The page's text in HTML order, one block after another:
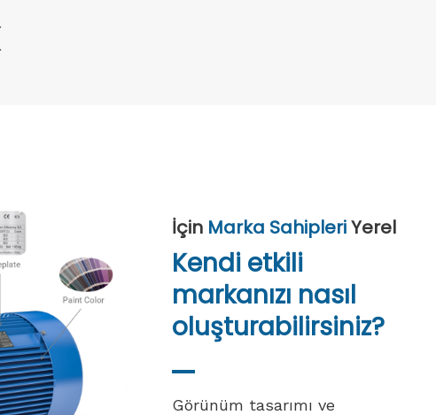
İçin Marka SahipleriYerel
Kendi etkili
markanızı nasıl
oluşturabilirsiniz?
Görünüm tasarımı ve